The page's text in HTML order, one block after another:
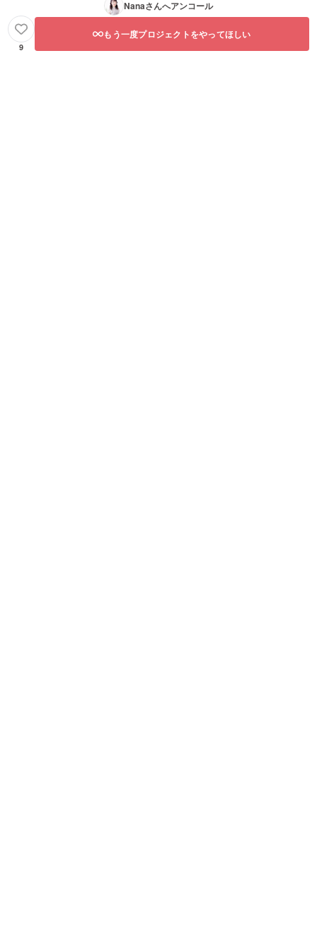
Nanaさんへアンコール
9
もう一度プロジェクトをやってほしい